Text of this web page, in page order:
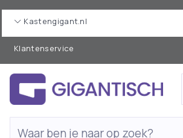
Kastengigant.nl
Klantenservice